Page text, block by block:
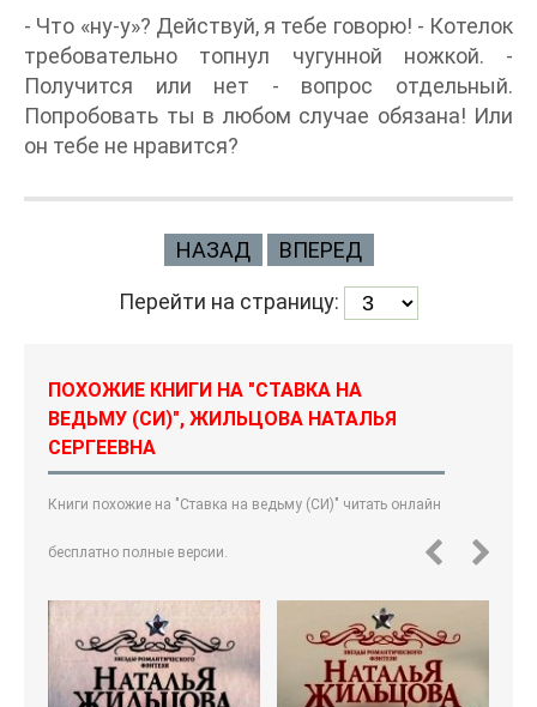
- Что «ну-у»? Действуй, я тебе говорю! - Котелок
требовательно топнул чугунной ножкой. -
Получится или нет - вопрос отдельный.
Попробовать ты в любом случае обязана! Или
он тебе не нравится?
НАЗАД ВПЕРЕД
Перейти на страницу:
ПОХОЖИЕ КНИГИ НА "СТАВКА НА
ВЕДЬМУ (СИ)", ЖИЛЬЦОВА НАТАЛЬЯ
СЕРГЕЕВНА
Книги похожие на "Ставка на ведьму (СИ)" читать онлайн
бесплатно полные версии.